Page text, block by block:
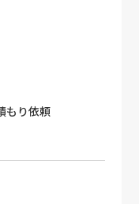
もり依頼